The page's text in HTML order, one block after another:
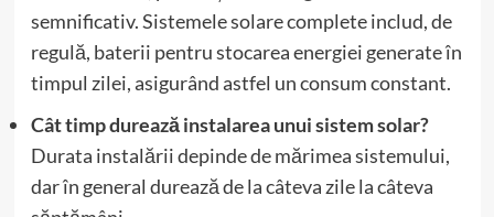
semnificativ. Sistemele solare complete includ, de
regulă, baterii pentru stocarea energiei generate în
timpul zilei, asigurând astfel un consum constant.
Cât timp durează instalarea unui sistem solar?
Durata instalării depinde de mărimea sistemului,
dar în general durează de la câteva zile la câteva